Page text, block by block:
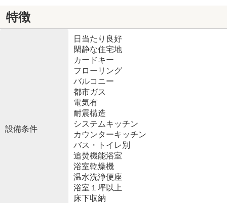
特徴
設備条件
日当たり良好
閑静な住宅地
カードキー
フローリング
バルコニー
都市ガス
電気有
耐震構造
システムキッチン
カウンターキッチン
バス・トイレ別
追焚機能浴室
浴室乾燥機
温水洗浄便座
浴室１坪以上
床下収納